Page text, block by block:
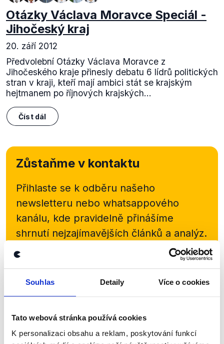
Souhlas Detaily Více o cookies
Tato webová stránka používá cookies
K personalizaci obsahu a reklam, poskytování funkcí
Otázky Václava Moravce Speciál -
Jihočeský kraj
20. září 2012
Předvolební Otázky Václava Moravce z
Jihočeského kraje přinesly debatu 6 lídrů politických
stran v kraji, kteří mají ambici stát se krajským
hejtmanem po říjnových krajských...
Číst dál
Zůstaňme v kontaktu
Přihlaste se k odběru našeho
newsletteru nebo whatsappového
kanálu, kde pravidelně přinášíme
shrnutí nejzajímavějších článků a analýz.
Začněte nás odebírat, a mějte tak
přehled o tom, jaké dezinformace a
nepravdy se zrovna v Česku šíří.